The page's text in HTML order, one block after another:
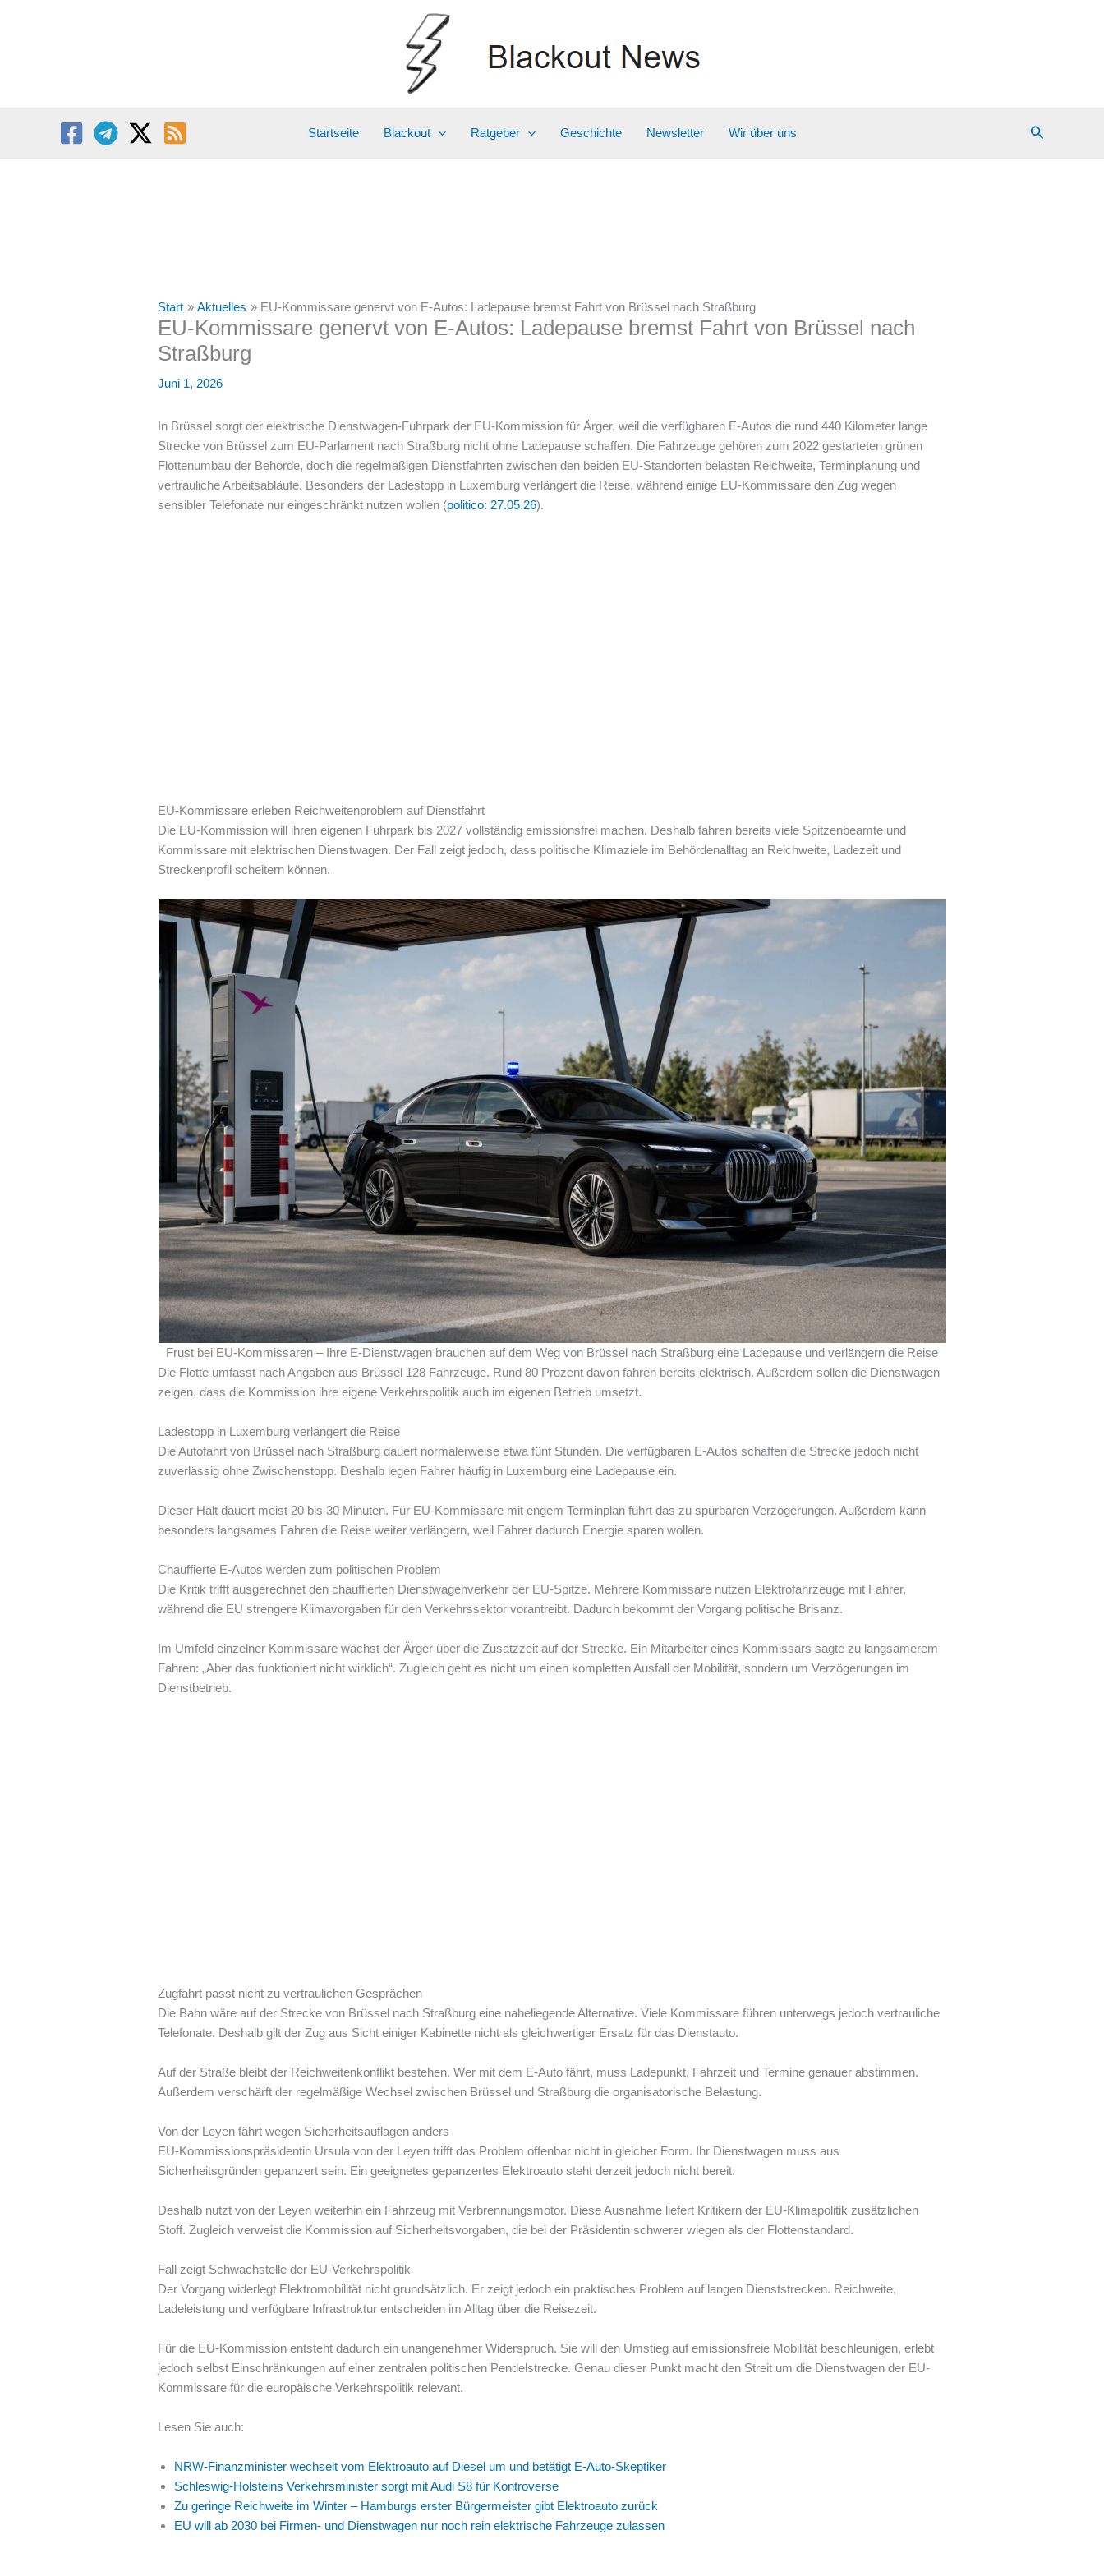
Startseite Blackout Ratgeber Geschichte Newsletter Wir über uns Suchen
Start Aktuelles EU-Kommissare genervt von E-Autos: Ladepause bremst Fahrt von Brüssel nach Straßburg
EU-Kommissare genervt von E-Autos: Ladepause bremst Fahrt von Brüssel nach
Straßburg
Juni 1, 2026
In Brüssel sorgt der elektrische Dienstwagen-Fuhrpark der EU-Kommission für Ärger, weil die verfügbaren E-Autos die rund 440 Kilometer lange
Strecke von Brüssel zum EU-Parlament nach Straßburg nicht ohne Ladepause schaffen. Die Fahrzeuge gehören zum 2022 gestarteten grünen
Flottenumbau der Behörde, doch die regelmäßigen Dienstfahrten zwischen den beiden EU-Standorten belasten Reichweite, Terminplanung und
vertrauliche Arbeitsabläufe. Besonders der Ladestopp in Luxemburg verlängert die Reise, während einige EU-Kommissare den Zug wegen
sensibler Telefonate nur eingeschränkt nutzen wollen (politico: 27.05.26).
EU-Kommissare erleben Reichweitenproblem auf Dienstfahrt
Die EU-Kommission will ihren eigenen Fuhrpark bis 2027 vollständig emissionsfrei machen. Deshalb fahren bereits viele Spitzenbeamte und
Kommissare mit elektrischen Dienstwagen. Der Fall zeigt jedoch, dass politische Klimaziele im Behördenalltag an Reichweite, Ladezeit und
Streckenprofil scheitern können.
Frust bei EU-Kommissaren – Ihre E-Dienstwagen brauchen auf dem Weg von Brüssel nach Straßburg eine Ladepause und verlängern die Reise
Die Flotte umfasst nach Angaben aus Brüssel 128 Fahrzeuge. Rund 80 Prozent davon fahren bereits elektrisch. Außerdem sollen die Dienstwagen
zeigen, dass die Kommission ihre eigene Verkehrspolitik auch im eigenen Betrieb umsetzt.
Ladestopp in Luxemburg verlängert die Reise
Die Autofahrt von Brüssel nach Straßburg dauert normalerweise etwa fünf Stunden. Die verfügbaren E-Autos schaffen die Strecke jedoch nicht
zuverlässig ohne Zwischenstopp. Deshalb legen Fahrer häufig in Luxemburg eine Ladepause ein.
Dieser Halt dauert meist 20 bis 30 Minuten. Für EU-Kommissare mit engem Terminplan führt das zu spürbaren Verzögerungen. Außerdem kann
besonders langsames Fahren die Reise weiter verlängern, weil Fahrer dadurch Energie sparen wollen.
Chauffierte E-Autos werden zum politischen Problem
Die Kritik trifft ausgerechnet den chauffierten Dienstwagenverkehr der EU-Spitze. Mehrere Kommissare nutzen Elektrofahrzeuge mit Fahrer,
während die EU strengere Klimavorgaben für den Verkehrssektor vorantreibt. Dadurch bekommt der Vorgang politische Brisanz.
Im Umfeld einzelner Kommissare wächst der Ärger über die Zusatzzeit auf der Strecke. Ein Mitarbeiter eines Kommissars sagte zu langsamerem
Fahren: „Aber das funktioniert nicht wirklich“. Zugleich geht es nicht um einen kompletten Ausfall der Mobilität, sondern um Verzögerungen im
Dienstbetrieb.
Zugfahrt passt nicht zu vertraulichen Gesprächen
Die Bahn wäre auf der Strecke von Brüssel nach Straßburg eine naheliegende Alternative. Viele Kommissare führen unterwegs jedoch vertrauliche
Telefonate. Deshalb gilt der Zug aus Sicht einiger Kabinette nicht als gleichwertiger Ersatz für das Dienstauto.
Auf der Straße bleibt der Reichweitenkonflikt bestehen. Wer mit dem E-Auto fährt, muss Ladepunkt, Fahrzeit und Termine genauer abstimmen.
Außerdem verschärft der regelmäßige Wechsel zwischen Brüssel und Straßburg die organisatorische Belastung.
Von der Leyen fährt wegen Sicherheitsauflagen anders
EU-Kommissionspräsidentin Ursula von der Leyen trifft das Problem offenbar nicht in gleicher Form. Ihr Dienstwagen muss aus
Sicherheitsgründen gepanzert sein. Ein geeignetes gepanzertes Elektroauto steht derzeit jedoch nicht bereit.
Deshalb nutzt von der Leyen weiterhin ein Fahrzeug mit Verbrennungsmotor. Diese Ausnahme liefert Kritikern der EU-Klimapolitik zusätzlichen
Stoff. Zugleich verweist die Kommission auf Sicherheitsvorgaben, die bei der Präsidentin schwerer wiegen als der Flottenstandard.
Fall zeigt Schwachstelle der EU-Verkehrspolitik
Der Vorgang widerlegt Elektromobilität nicht grundsätzlich. Er zeigt jedoch ein praktisches Problem auf langen Dienststrecken. Reichweite,
Ladeleistung und verfügbare Infrastruktur entscheiden im Alltag über die Reisezeit.
Für die EU-Kommission entsteht dadurch ein unangenehmer Widerspruch. Sie will den Umstieg auf emissionsfreie Mobilität beschleunigen, erlebt
jedoch selbst Einschränkungen auf einer zentralen politischen Pendelstrecke. Genau dieser Punkt macht den Streit um die Dienstwagen der EU-
Kommissare für die europäische Verkehrspolitik relevant.
Lesen Sie auch:
NRW-Finanzminister wechselt vom Elektroauto auf Diesel um und betätigt E-Auto-Skeptiker
Schleswig-Holsteins Verkehrsminister sorgt mit Audi S8 für Kontroverse
Zu geringe Reichweite im Winter – Hamburgs erster Bürgermeister gibt Elektroauto zurück
EU will ab 2030 bei Firmen- und Dienstwagen nur noch rein elektrische Fahrzeuge zulassen